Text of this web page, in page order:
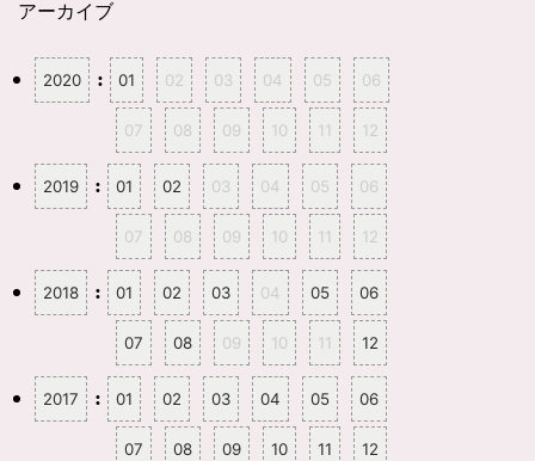
アーカイブ
2020 : 01 02 03 04 05 06
07 08 09 10 11 12
2019 : 01 02 03 04 05 06
07 08 09 10 11 12
2018 : 01 02 03 04 05 06
07 08 09 10 11 12
2017 : 01 02 03 04 05 06
07 08 09 10 11 12